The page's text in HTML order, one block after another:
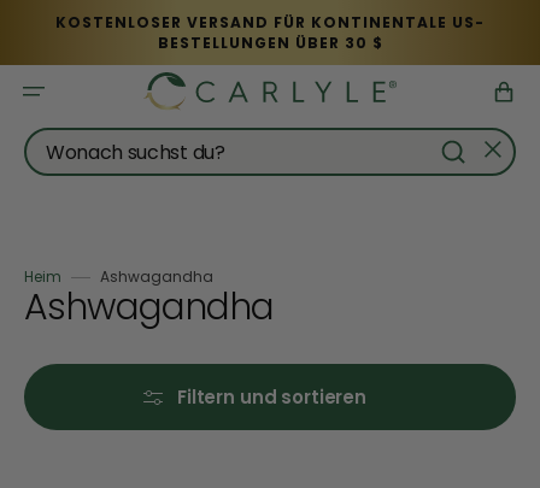
KOSTENLOSER VERSAND FÜR KONTINENTALE US-
BESTELLUNGEN ÜBER 30 $
Wonach suchst du?
Heim Ashwagandha
Kategorie:
Ashwagandha
Filtern und sortieren